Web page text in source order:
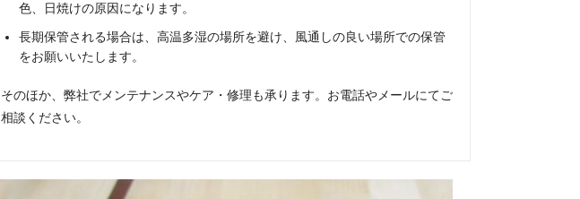
色、日焼けの原因になります。
長期保管される場合は、高温多湿の場所を避け、風通しの良い場所での保管
をお願いいたします。
そのほか、弊社でメンテナンスやケア・修理も承ります。お電話やメールにてご
相談ください。